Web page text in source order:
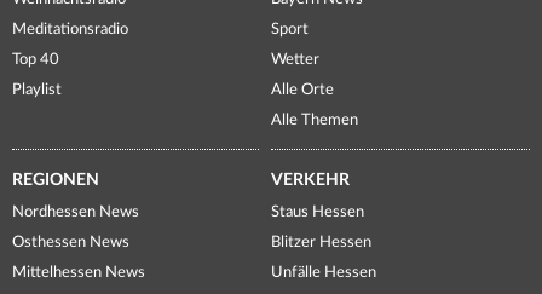
Meditationsradio
Top 40
Playlist
Sport
Wetter
Alle Orte
Alle Themen
REGIONEN
Nordhessen News
Osthessen News
Mittelhessen News
VERKEHR
Staus Hessen
Blitzer Hessen
Unfälle Hessen